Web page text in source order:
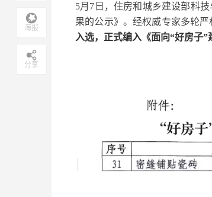
5月7日，住房和城乡建设部科
果的公示》。经权威专家多轮严
入选，正式编入《面向“好房子”
海报
分享